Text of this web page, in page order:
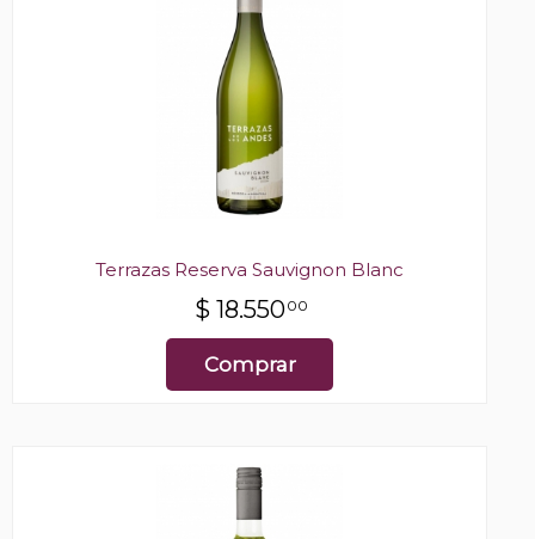
Terrazas Reserva Sauvignon Blanc
$ 18.55000
Comprar